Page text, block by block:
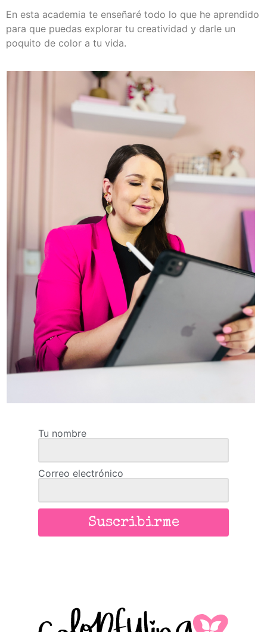
En esta academia te enseñaré todo lo que he aprendido
para que puedas explorar tu creatividad y darle un
poquito de color a tu vida.
Tu nombre
Correo electrónico
Suscribirme